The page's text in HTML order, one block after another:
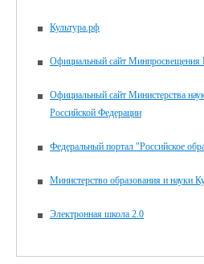
Культура.рф
Официальный сайт Минпросвещения
Официальный сайт Министерства
Российской Федерации
Федеральный портал "Российское
Министерство образования и науки
Электронная школа 2.0